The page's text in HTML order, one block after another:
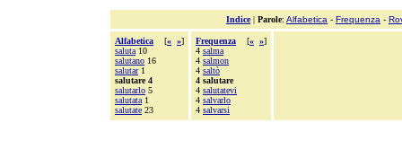
Indice| Parole: Alfabetica - Frequenza -
Alfabetica [« »]
saluta 10
salutano 16
salutar1
salutare 4
salutarlo 5
salutata 1
salutate 23
Frequenza [« »]
4 salma
4 salmon
4 saltò
4 salutare
4 salutatevi
4 salvarlo
4 salvarsi